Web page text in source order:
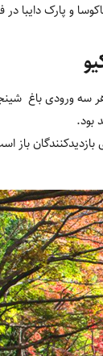
و پارک دایبا
سه ورودی باغ
بود.
۹ صبح تا زمان غروب آفتاب، به